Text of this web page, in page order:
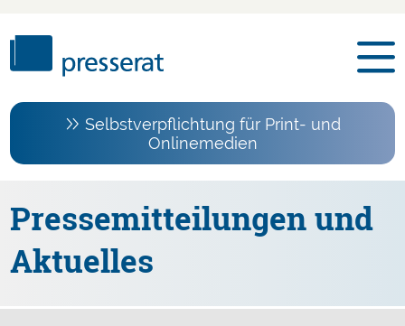
Selbstverpflichtung für Print- und
Onlinemedien
Pressemitteilungen und
Aktuelles